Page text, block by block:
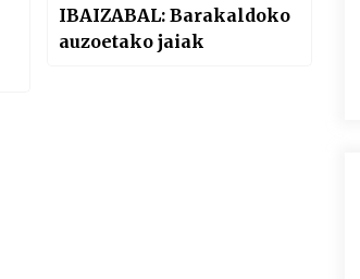
IBAIZABAL: Barakaldoko
auzoetako jaiak